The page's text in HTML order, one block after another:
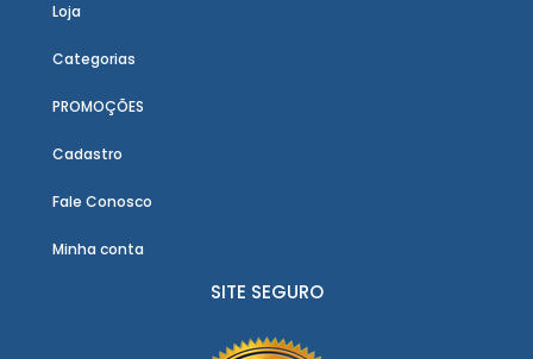
Loja
Categorias
PROMOÇÕES
Cadastro
Fale Conosco
Minha conta
SITE SEGURO